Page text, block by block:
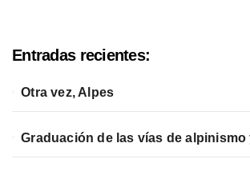
Entradas recientes:
Otra vez, Alpes
Graduación de las vías de alpinismo